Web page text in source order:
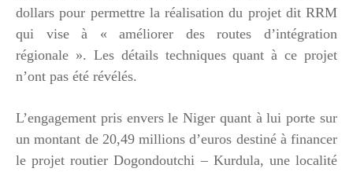
dollars pour permettre la réalisation du projet dit RRM
qui vise à « améliorer des routes d’intégration
régionale ». Les détails techniques quant à ce projet
n’ont pas été révélés.
L’engagement pris envers le Niger quant à lui porte sur
un montant de 20,49 millions d’euros destiné à financer
le projet routier Dogondoutchi – Kurdula, une localité